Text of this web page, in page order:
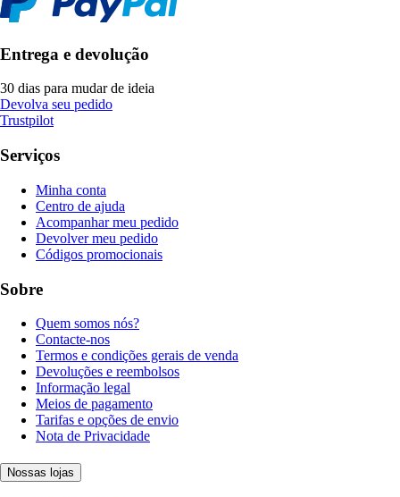
Entrega e devolução
30 dias para mudar de ideia
Devolva seu pedido
Trustpilot
Serviços
Minha conta
Centro de ajuda
Acompanhar meu pedido
Devolver meu pedido
Códigos promocionais
Sobre
Quem somos nós?
Contacte-nos
Termos e condições gerais de venda
Devoluções e reembolsos
Informação legal
Meios de pagamento
Tarifas e opções de envio
Nota de Privacidade
Nossas lojas